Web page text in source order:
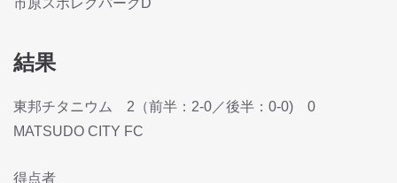
市原スポレクパークD
結果
東邦チタニウム 2（前半：2-0／後半：0-0) 0
MATSUDO CITY FC
得点者